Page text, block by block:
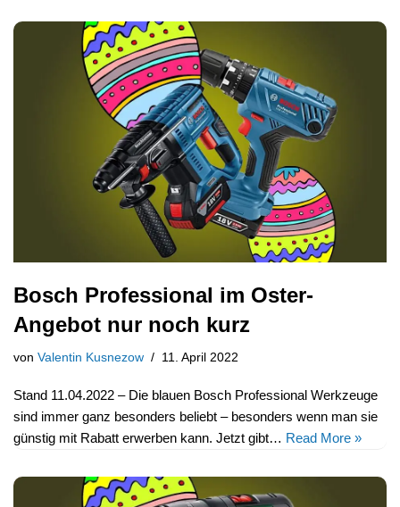
Bosch Professional im Oster-
Angebot nur noch kurz
von Valentin Kusnezow 11. April 2022
Stand 11.04.2022 – Die blauen Bosch Professional Werkzeuge
sind immer ganz besonders beliebt – besonders wenn man sie
günstig mit Rabatt erwerben kann. Jetzt gibt… Read More »